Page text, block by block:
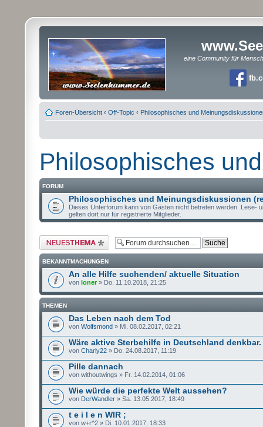
eine Community für
Foren-Übersicht ‹ Off-Topic ‹ Philosophisches und
Philosophisches
FORUM
Philosophisches und Meinungsdiskussionen
Dieses Unterforum kann von Gästen nicht betreten werden. Lese-
gelten dort nur für registrierte Mitglieder.
Neues Thema erstellen
BEKANNTMACHUNGEN
An alle Hilfe suchenden/ aktuelle Situation
von loner» Do. 11.10.2018, 21:25
THEMEN
Das Leben nach dem Tod
von Wolfsmond » Mi. 08.02.2017, 02:21
Wäre aktive Sterbehilfe in Deutschland denkbar.
von Charly22 » Do. 24.08.2017, 11:19
Pille dannach
von withoutwings » Fr. 14.02.2014, 01:06
Wie würde die perfekte Welt aussehen?
von DerWandler » Sa. 13.05.2017, 18:49
t e i l e n WIR ;
von w+r^2 » Di. 10.01.2017, 18:33